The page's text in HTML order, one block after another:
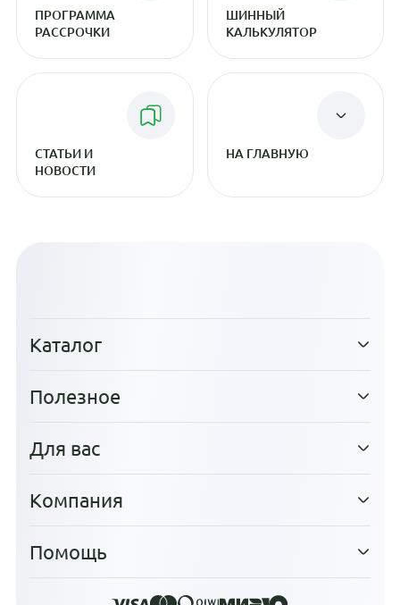
ПРОГРАММА
РАССРОЧКИ
ШИННЫЙ
КАЛЬКУЛЯТОР
СТАТЬИ И
НОВОСТИ
НА ГЛАВНУЮ
Каталог
Полезное
Для вас
Компания
Помощь